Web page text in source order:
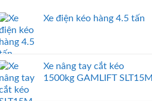
Xe điện kéo hàng 4.5 tấn
Xe nâng tay cắt kéo
1500kg GAMLIFT SLT15M